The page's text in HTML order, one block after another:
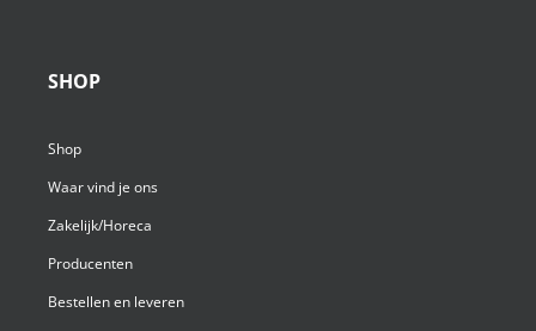
SHOP
Shop
Waar vind je ons
Zakelijk/Horeca
Producenten
Bestellen en leveren